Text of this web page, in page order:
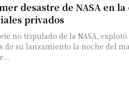
desastre de NASA en
privados
no tripulado de la NASA,
de su lanzamiento la noche del